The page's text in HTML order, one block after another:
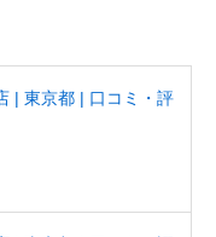
| 東京都 | 口コミ・評